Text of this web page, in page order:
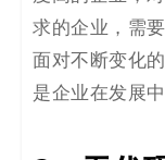
求的企业，需
面对不断变化
是企业在发展